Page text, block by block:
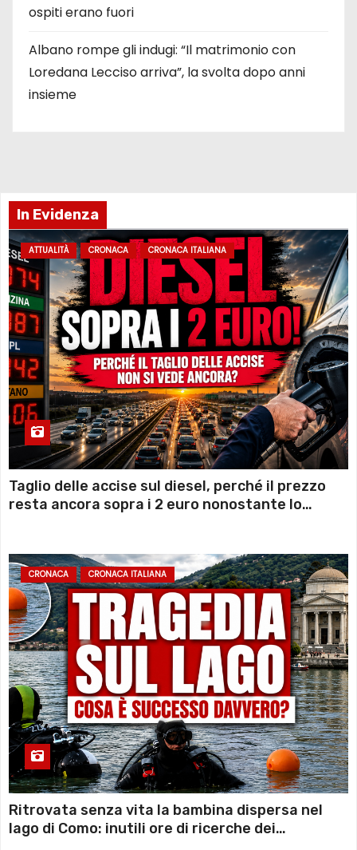
ospiti erano fuori
Albano rompe gli indugi: “Il matrimonio con
Loredana Lecciso arriva”, la svolta dopo anni
insieme
In Evidenza
ATTUALITÀ CRONACA CRONACA ITALIANA
Taglio delle accise sul diesel, perché il prezzo
resta ancora sopra i 2 euro nonostante lo
CRONACA CRONACA ITALIANA
Ritrovata senza vita la bambina dispersa nel
lago di Como: inutili ore di ricerche dei